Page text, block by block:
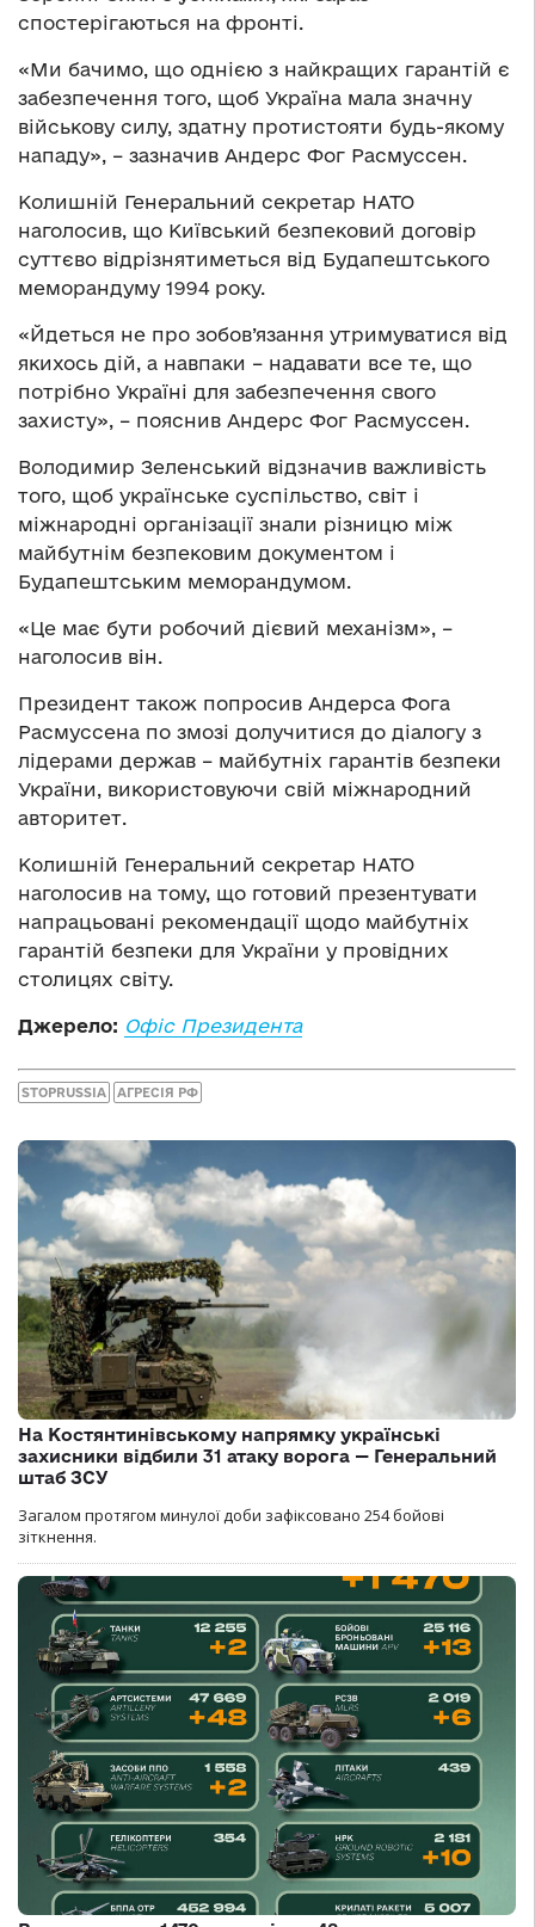
спостерігаються на фронті.
«Ми бачимо, що однією з найкращих гарантій є
забезпечення того, щоб Україна мала значну
військову силу, здатну протистояти будь-якому
нападу», – зазначив Андерс Фог Расмуссен.
Колишній Генеральний секретар НАТО
наголосив, що Київський безпековий договір
суттєво відрізнятиметься від Будапештського
меморандуму 1994 року.
«Йдеться не про зобов’язання утримуватися від
якихось дій, а навпаки – надавати все те, що
потрібно Україні для забезпечення свого
захисту», – пояснив Андерс Фог Расмуссен.
Володимир Зеленський відзначив важливість
того, щоб українське суспільство, світ і
міжнародні організації знали різницю між
майбутнім безпековим документом і
Будапештським меморандумом.
«Це має бути робочий дієвий механізм», –
наголосив він.
Президент також попросив Андерса Фога
Расмуссена по змозі долучитися до діалогу з
лідерами держав – майбутніх гарантів безпеки
України, використовуючи свій міжнародний
авторитет.
Колишній Генеральний секретар НАТО
наголосив на тому, що готовий презентувати
напрацьовані рекомендації щодо майбутніх
гарантій безпеки для України у провідних
столицях світу.
Джерело: Офіс Президента
STOPRUSSIA АГРЕСІЯ РФ
На Костянтинівському напрямку українські
захисники відбили 31 атаку ворога — Генеральний
штаб ЗСУ
Загалом протягом минулої доби зафіксовано 254 бойові
зіткнення.